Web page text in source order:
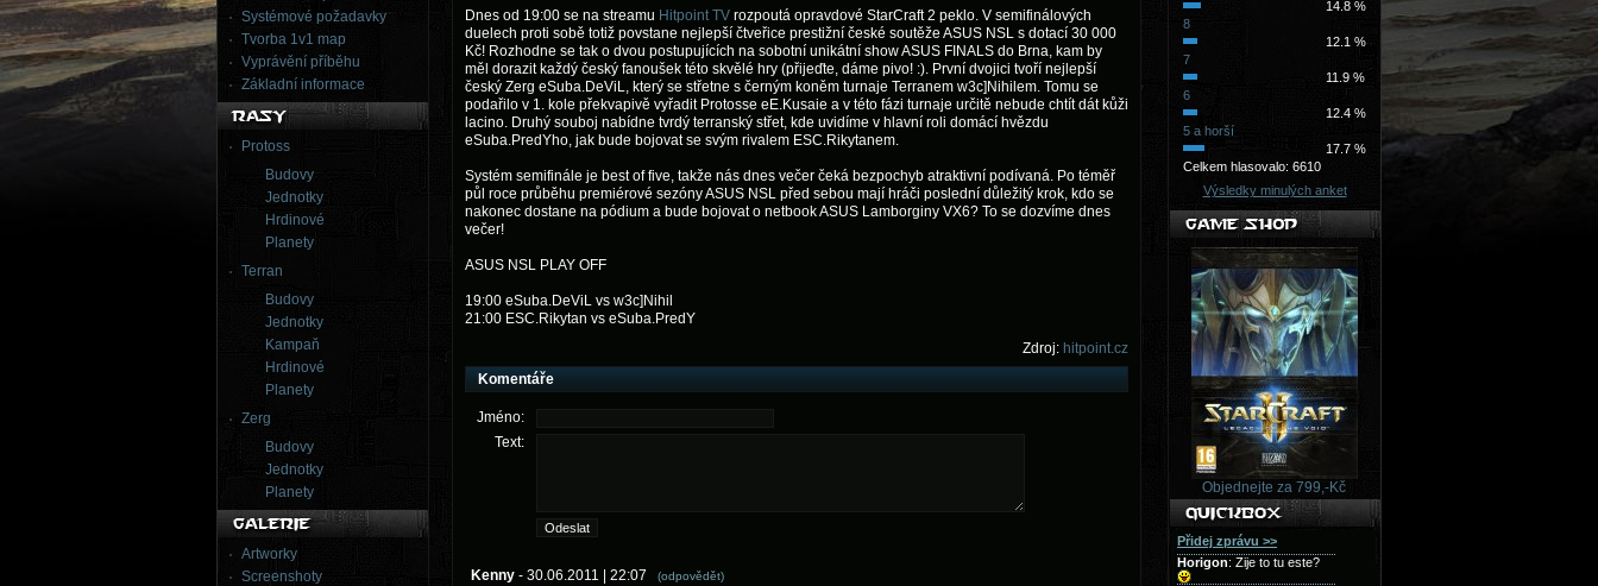
Systémové požadavky
Tvorba 1v1 map
Vyprávění příběhu
Základní informace
Protoss
Budovy
Jednotky
Hrdinové
Planety
Terran
Budovy
Jednotky
Kampaň
Hrdinové
Planety
Zerg
Budovy
Jednotky
Planety
Artworky
Screenshoty
Dnes od 19:00 se na streamu Hitpoint TV rozpoutá opravdové StarCraft 2 peklo. V semifinálových
duelech proti sobě totiž povstane nejlepší čtveřice prestižní české soutěže ASUS NSL s dotací 30 000
Kč! Rozhodne se tak o dvou postupujících na sobotní unikátní show ASUS FINALS do Brna, kam by
měl dorazit každý český fanoušek této skvělé hry (přijeďte, dáme pivo! :). První dvojici tvoří nejlepší
český Zerg eSuba.DeViL, který se střetne s černým koněm turnaje Terranem w3c]Nihilem. Tomu se
podařilo v 1. kole překvapivě vyřadit Protosse eE.Kusaie a v této fázi turnaje určitě nebude chtít dát kůži
lacino. Druhý souboj nabídne tvrdý terranský střet, kde uvidíme v hlavní roli domácí hvězdu
eSuba.PredYho, jak bude bojovat se svým rivalem ESC.Rikytanem.
Systém semifinále je best of five, takže nás dnes večer čeká bezpochyb atraktivní podívaná. Po téměř
půl roce průběhu premiérové sezóny ASUS NSL před sebou mají hráči poslední důležitý krok, kdo se
nakonec dostane na pódium a bude bojovat o netbook ASUS Lamborginy VX6? To se dozvíme dnes
večer!
ASUS NSL PLAY OFF
19:00 eSuba.DeViL vs w3c]Nihil
21:00 ESC.Rikytan vs eSuba.PredY
Zdroj: hitpoint.cz
Komentáře
Jméno:
Text:
Kenny - 30.06.2011 | 22:07 (odpovědět)
14.8 %
8
12.1 %
7
11.9 %
6
12.4 %
5 a horší
17.7 %
Celkem hlasovalo: 6610
Výsledky minulých anket
Objednejte za 799,-Kč